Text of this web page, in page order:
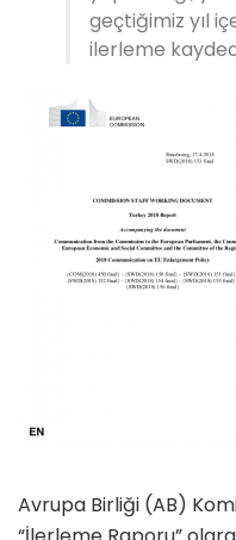
geçtiğimiz yıl
ilerleme
Avrupa Birliği (AB)